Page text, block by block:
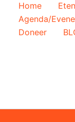
Home
Agenda/
Doneer